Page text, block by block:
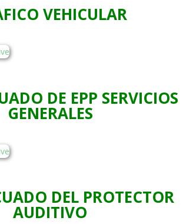
VEHICULAR
DE EPP SERVICIOS
GENERALES
DEL PROTECTOR
AUDITIVO